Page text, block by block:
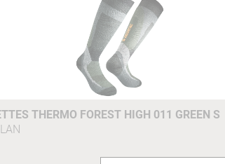
THERMO FOREST HIGH 011 GREEN S